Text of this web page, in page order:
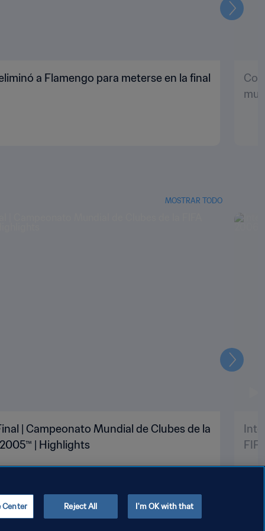
a Flamengo para meterse en la final
MOSTRAR TODO
| Campeonato Mundial de Clubes de la
| Highlights
Center Reject All I'm OK with that